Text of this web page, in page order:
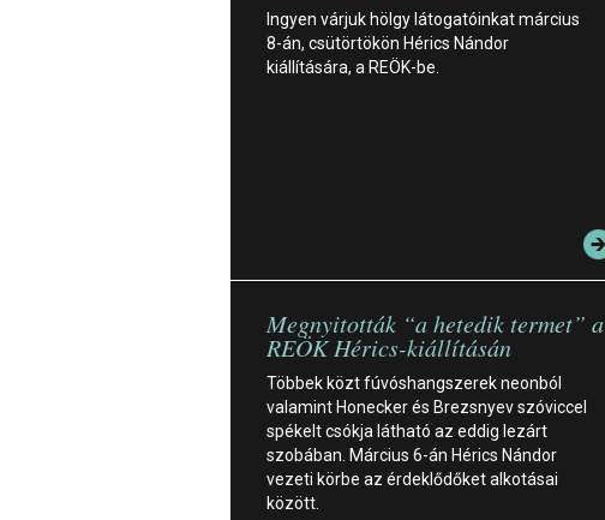
Ingyen várjuk hölgy látogatóinkat március
8-án, csütörtökön Hérics Nándor
kiállítására, a REÖK-be.
Megnyitották “a hetedik termet” a
REÖK Hérics-kiállításán
Többek közt fúvóshangszerek neonból
valamint Honecker és Brezsnyev szóviccel
spékelt csókja látható az eddig lezárt
szobában. Március 6-án Hérics Nándor
vezeti körbe az érdeklődőket alkotásai
között.